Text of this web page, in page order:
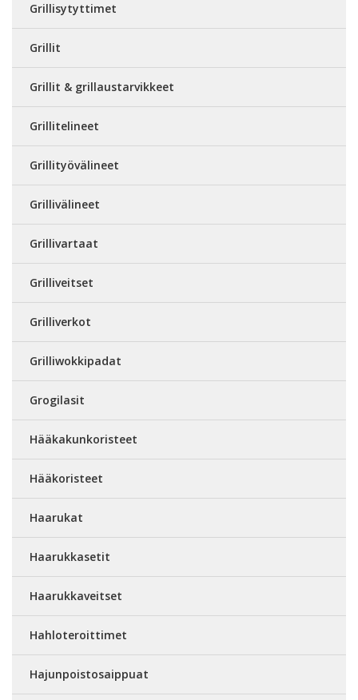
Grillisytyttimet
Grillit
Grillit & grillaustarvikkeet
Grillitelineet
Grillityövälineet
Grillivälineet
Grillivartaat
Grilliveitset
Grilliverkot
Grilliwokkipadat
Grogilasit
Hääkakunkoristeet
Hääkoristeet
Haarukat
Haarukkasetit
Haarukkaveitset
Hahloteroittimet
Hajunpoistosaippuat